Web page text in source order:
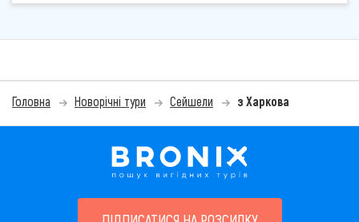
Головна Новорічні тури Сейшели з Харкова